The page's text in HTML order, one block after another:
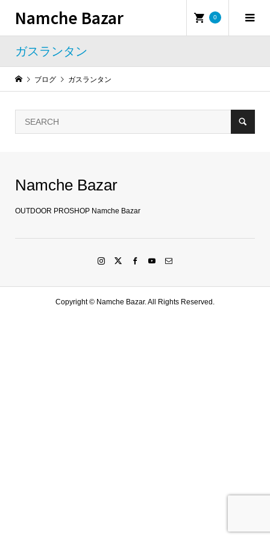
Namche Bazar 0
ガスランタン
ブログ ガスランタン
Namche Bazar
OUTDOOR PROSHOP Namche Bazar
Copyright © Namche Bazar. All Rights Reserved.
LINE友達登録